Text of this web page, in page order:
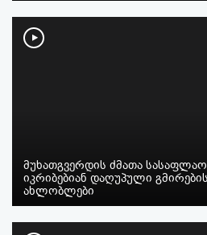
მუხათგვერდის ძმათა
იკრიბებიან დაღუპული
ახლობლები